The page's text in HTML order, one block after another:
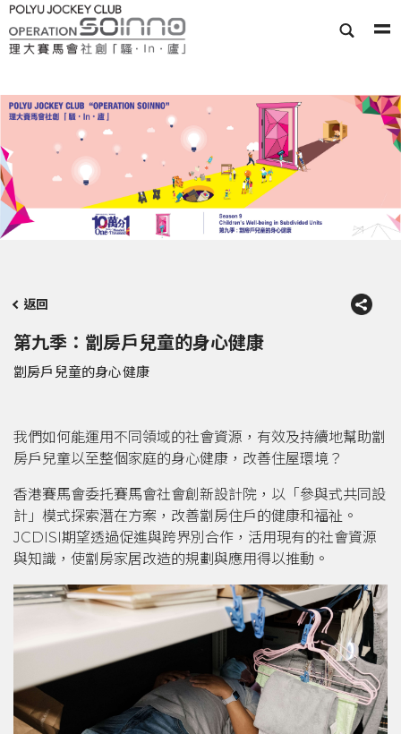
返回
第九季：劏房戶兒童的身心健康
劏房戶兒童的身心健康
我們如何能運用不同領域的社會資源，有效及持續地幫助劏
房戶兒童以至整個家庭的身心健康，改善住屋環境？
香港賽馬會委托賽馬會社會創新設計院，以「參與式共同設
計」模式探索潛在方案，改善劏房住戶的健康和福祉。
JCDISI期望透過促進與跨界別合作，活用現有的社會資源
與知識，使劏房家居改造的規劃與應用得以推動。